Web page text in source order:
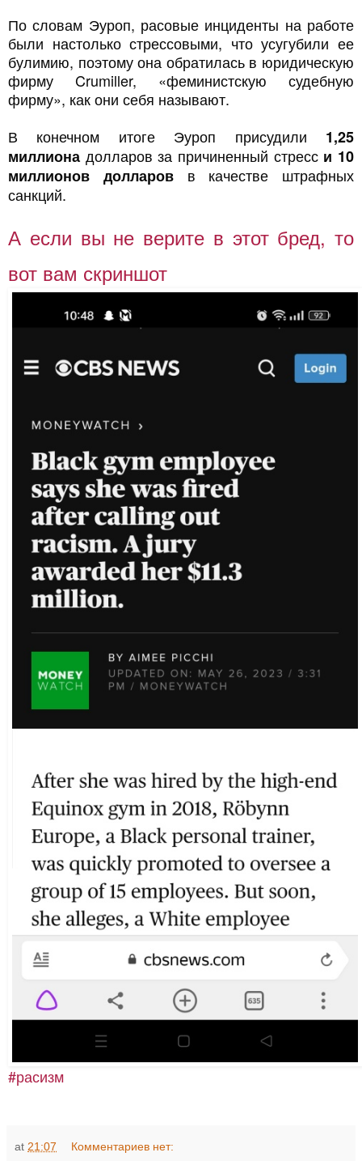
По словам Эуроп, расовые инциденты на работе
были настолько стрессовыми, что усугубили ее
булимию, поэтому она обратилась в юридическую
фирму Crumiller, «феминистскую судебную
фирму», как они себя называют.
В конечном итоге Эуроп присудили 1,25
миллиона долларов за причиненный стресс и 10
миллионов долларовв качестве штрафных
санкций.
А если вы не верите в этот бред, то
вот вам скриншот
#расизм
at 21:07 Комментариев нет: